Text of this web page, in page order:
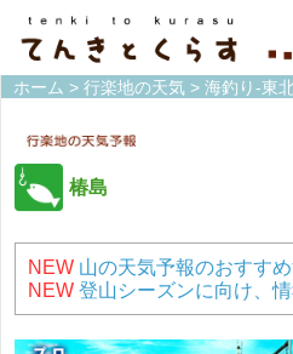
ホーム > 行楽地の天気 > 海釣り-東
椿島
NEW 山の天気予報のおすす
NEW 登山シーズンに向け、